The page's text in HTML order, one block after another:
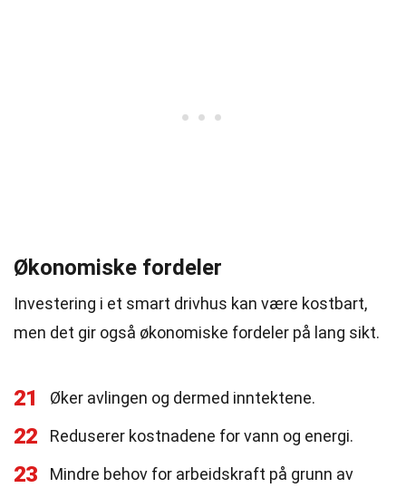
Økonomiske fordeler
Investering i et smart drivhus kan være kostbart,
men det gir også økonomiske fordeler på lang sikt.
21 Øker avlingen og dermed inntektene.
22 Reduserer kostnadene for vann og energi.
23
Mindre behov for arbeidskraft på grunn av